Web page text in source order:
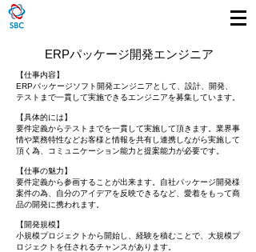
ERP​パッケージ開発エンジニア
​【仕事内容】
ERPパッケージソフト開発エンジニアとして、設計、開発、
テストまで一貫して実施できるエンジニアを募集しています。
【具体的には】
要件定義からテストまでを一貫して実施して頂きます。 業界事
情や業務特性などお客様と情報を共有し連携しながら実施して
頂く為、コミュニケーション能力と提案能力が必要です。
【仕事の魅力】
要件定義から参画することが出来ます。自社パッケージ開発様
案件の為、 自分のアイデアを反映できるなど、愛着をもって商
品の開発に携われます。
【開発規模】
​小規模プロジェクトから開始し、 経験を積むことで、大規模プ
ロジェクトを任されるチャンスがあります。